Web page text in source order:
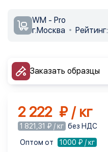
WM - Pro
г.Москва
Рейтинг:
Заказать образцы
2 222 ₽ / кг
1 821,31 ₽ / кг без НДС
Оптом от
1000 ₽ / кг